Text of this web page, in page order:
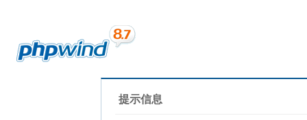
提示信息